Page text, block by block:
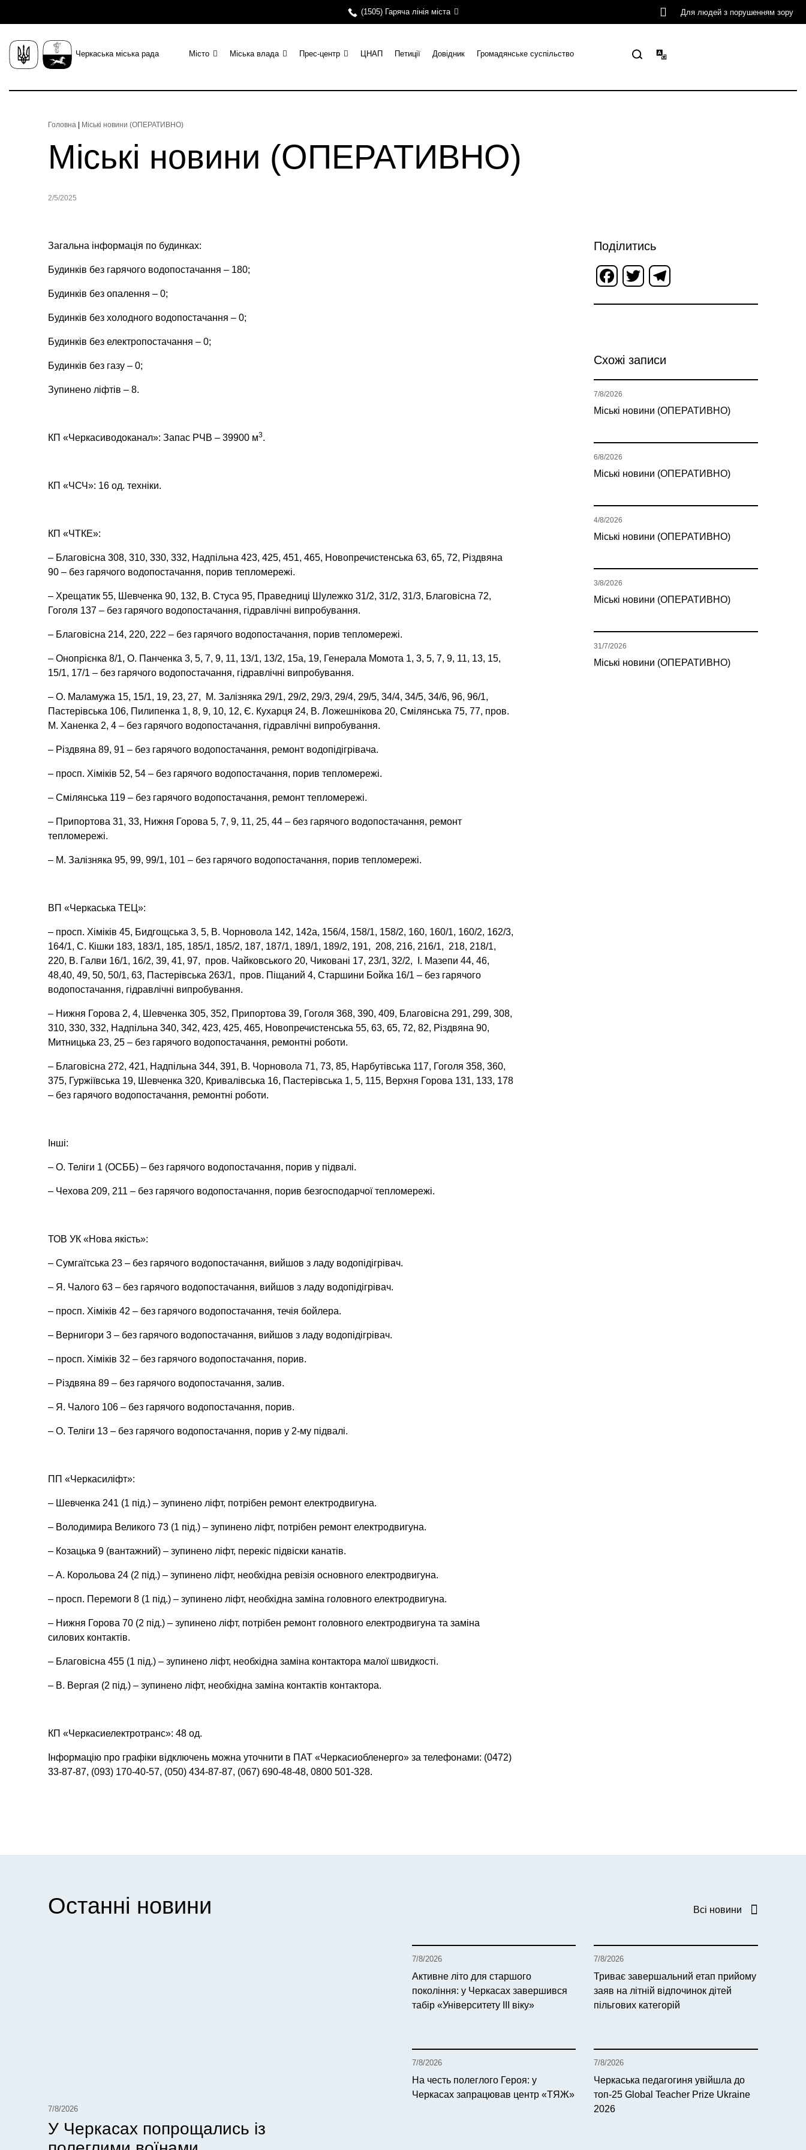
(1505) Гаряча лінія міста Для людей з порушенням зору
Черкаська міська рада Місто Міська влада Прес-центр ЦНАП Петиції Довідник Громадянське суспільство
Головна Міські новини (ОПЕРАТИВНО)
Міські новини (ОПЕРАТИВНО)
2/5/2025
Загальна інформація по будинках:
Будинків без гарячого водопостачання – 180;
Будинків без опалення – 0;
Будинків без холодного водопостачання – 0;
Будинків без електропостачання – 0;
Будинків без газу – 0;
Зупинено ліфтів – 8.
КП «Черкасиводоканал»: Запас РЧВ – 39900 м3.
КП «ЧСЧ»: 16 од. техніки.
КП «ЧТКЕ»:
– Благовісна 308, 310, 330, 332, Надпільна 423, 425, 451, 465, Новопречистенська 63, 65, 72, Різдвяна
90 – без гарячого водопостачання, порив тепломережі.
– Хрещатик 55, Шевченка 90, 132, В. Стуса 95, Праведниці Шулежко 31/2, 31/2, 31/3, Благовісна 72,
Гоголя 137 – без гарячого водопостачання, гідравлічні випробування.
– Благовісна 214, 220, 222 – без гарячого водопостачання, порив тепломережі.
– Онопрієнка 8/1, О. Панченка 3, 5, 7, 9, 11, 13/1, 13/2, 15а, 19, Генерала Момота 1, 3, 5, 7, 9, 11, 13, 15,
15/1, 17/1 – без гарячого водопостачання, гідравлічні випробування.
– О. Маламужа 15, 15/1, 19, 23, 27, М. Залізняка 29/1, 29/2, 29/3, 29/4, 29/5, 34/4, 34/5, 34/6, 96, 96/1,
Пастерівська 106, Пилипенка 1, 8, 9, 10, 12, Є. Кухарця 24, В. Ложешнікова 20, Смілянська 75, 77, пров.
М. Ханенка 2, 4 – без гарячого водопостачання, гідравлічні випробування.
– Різдвяна 89, 91 – без гарячого водопостачання, ремонт водопідігрівача.
– просп. Хіміків 52, 54 – без гарячого водопостачання, порив тепломережі.
– Смілянська 119 – без гарячого водопостачання, ремонт тепломережі.
– Припортова 31, 33, Нижня Горова 5, 7, 9, 11, 25, 44 – без гарячого водопостачання, ремонт
тепломережі.
– М. Залізняка 95, 99, 99/1, 101 – без гарячого водопостачання, порив тепломережі.
ВП «Черкаська ТЕЦ»:
– просп. Хіміків 45, Бидгощська 3, 5, В. Чорновола 142, 142а, 156/4, 158/1, 158/2, 160, 160/1, 160/2, 162/3,
164/1, С. Кішки 183, 183/1, 185, 185/1, 185/2, 187, 187/1, 189/1, 189/2, 191, 208, 216, 216/1, 218, 218/1,
220, В. Галви 16/1, 16/2, 39, 41, 97, пров. Чайковського 20, Чиковані 17, 23/1, 32/2, І. Мазепи 44, 46,
48,40, 49, 50, 50/1, 63, Пастерівська 263/1, пров. Піщаний 4, Старшини Бойка 16/1 – без гарячого
водопостачання, гідравлічні випробування.
– Нижня Горова 2, 4, Шевченка 305, 352, Припортова 39, Гоголя 368, 390, 409, Благовісна 291, 299, 308,
310, 330, 332, Надпільна 340, 342, 423, 425, 465, Новопречистенська 55, 63, 65, 72, 82, Різдвяна 90,
Митницька 23, 25 – без гарячого водопостачання, ремонтні роботи.
– Благовісна 272, 421, Надпільна 344, 391, В. Чорновола 71, 73, 85, Нарбутівська 117, Гоголя 358, 360,
375, Гуржіївська 19, Шевченка 320, Кривалівська 16, Пастерівська 1, 5, 115, Верхня Горова 131, 133, 178
– без гарячого водопостачання, ремонтні роботи.
Інші:
– О. Теліги 1 (ОСББ) – без гарячого водопостачання, порив у підвалі.
– Чехова 209, 211 – без гарячого водопостачання, порив безгосподарчої тепломережі.
ТОВ УК «Нова якість»:
– Сумгаїтська 23 – без гарячого водопостачання, вийшов з ладу водопідігрівач.
– Я. Чалого 63 – без гарячого водопостачання, вийшов з ладу водопідігрівач.
– просп. Хіміків 42 – без гарячого водопостачання, течія бойлера.
– Вернигори 3 – без гарячого водопостачання, вийшов з ладу водопідігрівач.
– просп. Хіміків 32 – без гарячого водопостачання, порив.
– Різдвяна 89 – без гарячого водопостачання, залив.
– Я. Чалого 106 – без гарячого водопостачання, порив.
– О. Теліги 13 – без гарячого водопостачання, порив у 2-му підвалі.
ПП «Черкасиліфт»:
– Шевченка 241 (1 під.) – зупинено ліфт, потрібен ремонт електродвигуна.
– Володимира Великого 73 (1 під.) – зупинено ліфт, потрібен ремонт електродвигуна.
– Козацька 9 (вантажний) – зупинено ліфт, перекіс підвіски канатів.
– А. Корольова 24 (2 під.) – зупинено ліфт, необхідна ревізія основного електродвигуна.
– просп. Перемоги 8 (1 під.) – зупинено ліфт, необхідна заміна головного електродвигуна.
– Нижня Горова 70 (2 під.) – зупинено ліфт, потрібен ремонт головного електродвигуна та заміна
силових контактів.
– Благовісна 455 (1 під.) – зупинено ліфт, необхідна заміна контактора малої швидкості.
– В. Вергая (2 під.) – зупинено ліфт, необхідна заміна контактів контактора.
КП «Черкасиелектротранс»: 48 од.
Інформацію про графіки відключень можна уточнити в ПАТ «Черкасиобленерго» за телефонами: (0472)
33-87-87, (093) 170-40-57, (050) 434-87-87, (067) 690-48-48, 0800 501-328.
Поділитись
Facebook
Twitter
Схожі записи
Міські новини (ОПЕРАТИВНО)
7/8/2026
Міські новини (ОПЕРАТИВНО)
6/8/2026
Міські новини (ОПЕРАТИВНО)
4/8/2026
Міські новини (ОПЕРАТИВНО)
3/8/2026
Міські новини (ОПЕРАТИВНО)
31/7/2026
Останні новини Всі новини
7/8/2026
У Черкасах попрощались із
7/8/2026
Активне літо для старшого
покоління: у Черкасах завершився
табір «Університету ІІІ віку»
7/8/2026
Триває завершальний етап прийому
заяв на літній відпочинок дітей
пільгових категорій
7/8/2026
На честь полеглого Героя: у
Черкасах запрацював центр «ТЯЖ»
7/8/2026
Черкаська педагогиня увійшла до
топ-25 Global Teacher Prize Ukraine
2026